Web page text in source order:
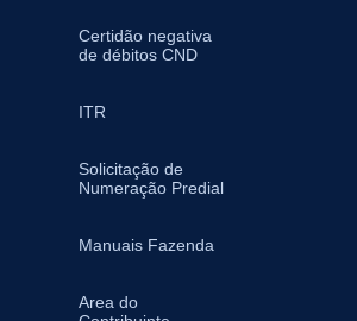
Certidão negativa
de débitos CND
ITR
Solicitação de
Numeração Predial
Manuais Fazenda
Area do